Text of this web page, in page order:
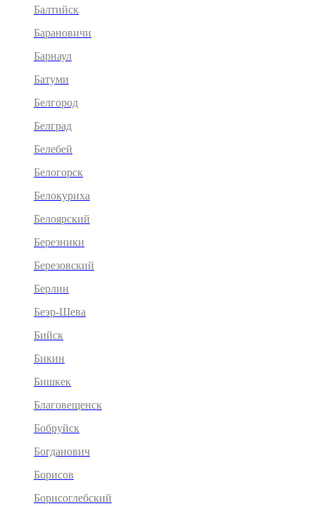
Балтийск
Барановичи
Барнаул
Батуми
Белгород
Белград
Белебей
Белогорск
Белокуриха
Белоярский
Березники
Березовский
Берлин
Беэр-Шева
Бийск
Бикин
Бишкек
Благовещенск
Бобруйск
Богданович
Борисов
Борисоглебский